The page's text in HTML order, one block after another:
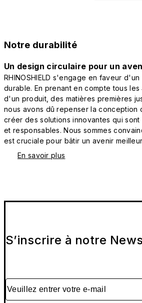
Notre durabilité
Un design circulaire pour un
RHINOSHIELD s'engage en faveur
durable. En prenant en compte tous
d'un produit, des matières premières
nous avons dû repenser la conception
créer des solutions innovantes qui
et responsables. Nous sommes
est cruciale pour bâtir un avenir
En savoir plus
S’inscrire à notre
Veuillez entrer votre e-mail